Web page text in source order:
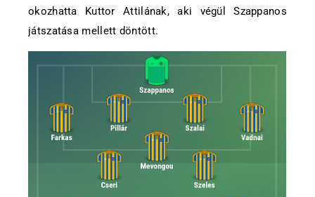
okozhatta Kuttor Attilának, aki végül Szappanos
játszatása mellett döntött.